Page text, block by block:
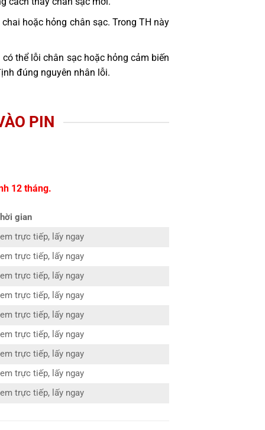
hoặc hỏng chân sạc. Trong TH này
thể lỗi chân sạc hoặc hỏng cảm biến
đúng nguyên nhân lỗi.
PIN
12 tháng.
gian
trực tiếp, lấy ngay
trực tiếp, lấy ngay
trực tiếp, lấy ngay
trực tiếp, lấy ngay
trực tiếp, lấy ngay
trực tiếp, lấy ngay
trực tiếp, lấy ngay
trực tiếp, lấy ngay
trực tiếp, lấy ngay